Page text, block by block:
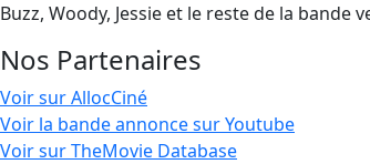
Buzz, Woody, Jessie et le reste de la
Nos Partenaires
Voir sur AllocCiné
Voir la bande annonce sur Youtube
Voir sur TheMovie Database